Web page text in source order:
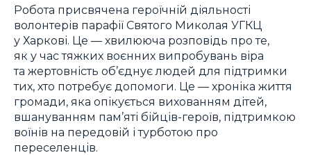
Робота присвячена героїчній діяльності
волонтерів парафії Святого Миколая УГКЦ
у Харкові. Це — хвилююча розповідь про те,
як у час тяжких воєнних випробувань віра
та жертовність об’єднує людей для підтримки
тих, хто потребує допомоги. Це — хроніка життя
громади, яка опікується вихованням дітей,
вшануванням пам’яті бійців-героїв, підтримкою
воїнів на передовій і турботою про
переселенців.